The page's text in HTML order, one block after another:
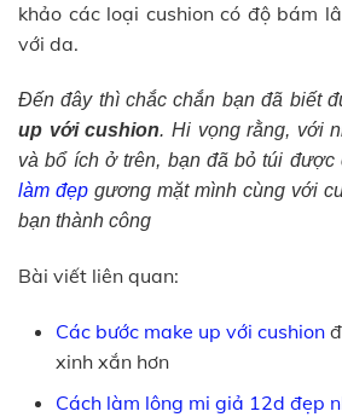
khảo các loại cushion có độ bám
với da.
Đến đây thì chắc chắn bạn đã biết
up với cushion. Hi vọng rằng, với
và bổ ích ở trên, bạn đã bỏ túi
làm đẹp gương mặt mình cùng với
bạn thành công
Bài viết liên quan:
Các bước make up với cushion
xinh xắn hơn
Cách làm lông mi giả 12d đẹp